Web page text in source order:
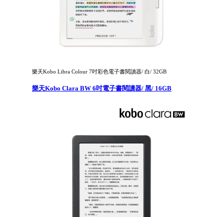
樂天Kobo Libra Colour 7吋彩色電子書閱讀器/ 白/ 32GB
樂天Kobo Clara BW 6吋電子書閱讀器/ 黑/ 16GB